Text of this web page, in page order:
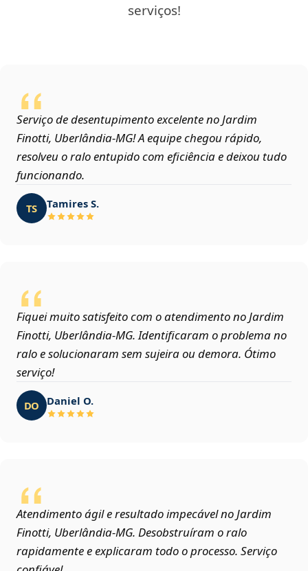
serviços!
Serviço de desentupimento excelente no Jardim
Finotti, Uberlândia‑MG! A equipe chegou rápido,
resolveu o ralo entupido com eficiência e deixou tudo
funcionando.
TS Tamires S.
Fiquei muito satisfeito com o atendimento no Jardim
Finotti, Uberlândia‑MG. Identificaram o problema no
ralo e solucionaram sem sujeira ou demora. Ótimo
serviço!
DO Daniel O.
Atendimento ágil e resultado impecável no Jardim
Finotti, Uberlândia‑MG. Desobstruíram o ralo
rapidamente e explicaram todo o processo. Serviço